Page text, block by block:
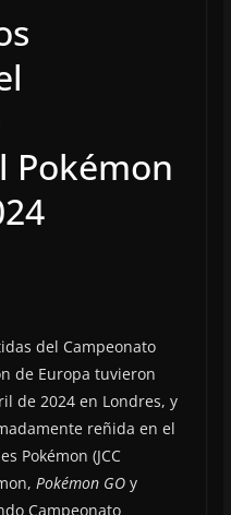
Pokémon
del Campeonato
de Europa tuvieron
de 2024 en Londres, y
reñida en el
Pokémon (JCC
Pokémon GOy
Campeonato